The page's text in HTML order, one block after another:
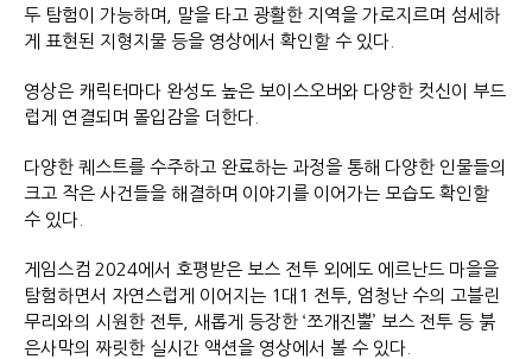
두 탐험이 가능하며, 말을 타고 광활한 지역을 가로지르며 섬세하
게 표현된 지형지물 등을 영상에서 확인할 수 있다.
영상은 캐릭터마다 완성도 높은 보이스오버와 다양한 컷신이 부드
럽게 연결되며 몰입감을 더한다.
다양한 퀘스트를 수주하고 완료하는 과정을 통해 다양한 인물들의
크고 작은 사건들을 해결하며 이야기를 이어가는 모습도 확인할
수 있다.
게임스컴 2024에서 호평받은 보스 전투 외에도 에르난드 마을을
탐험하면서 자연스럽게 이어지는 1대1 전투, 엄청난 수의 고블린
무리와의 시원한 전투, 새롭게 등장한 ‘쪼개진뿔’ 보스 전투 등 붉
은사막의 짜릿한 실시간 액션을 영상에서 볼 수 있다.